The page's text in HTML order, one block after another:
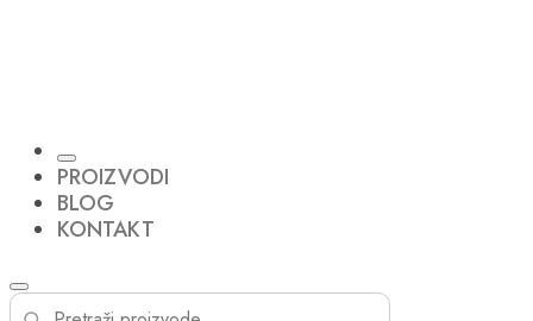
PROIZVODI
BLOG
KONTAKT